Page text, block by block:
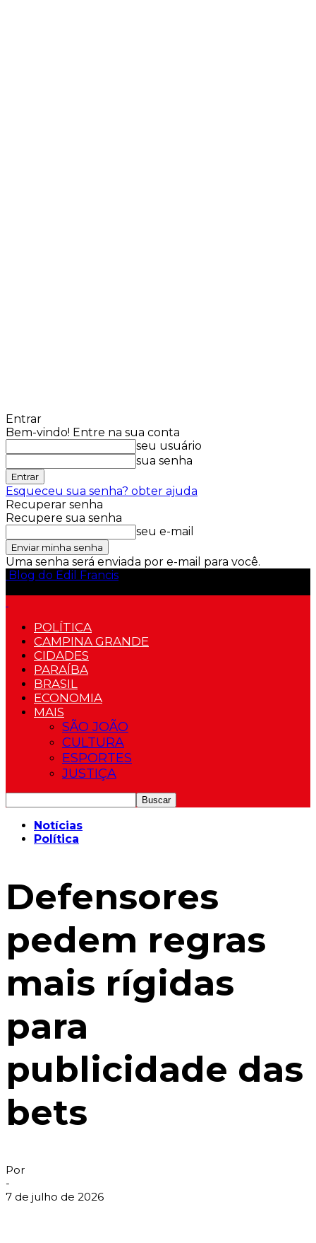
Entrar
Bem-vindo! Entre na sua conta
seu usuário
sua senha
Esqueceu sua senha? obter ajuda
Recuperar senha
Recupere sua senha
seu e-mail
Uma senha será enviada por e-mail para você.
Blog do Edil Francis
POLÍTICA
CAMPINA GRANDE
CIDADES
PARAÍBA
BRASIL
ECONOMIA
MAIS
SÃO JOÃO
CULTURA
ESPORTES
JUSTIÇA
Notícias
Política
Defensores
pedem regras
mais rígidas
para
publicidade das
bets
Por
-
7 de julho de 2026